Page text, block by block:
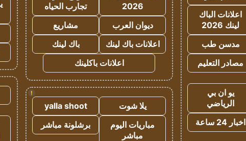
اعلانات الباك
لينك 2026
مدسن طب
مصادر التعليم
يو ان بي
الرياضي
اخبار 24 ساعة
2026
تجارب الحياه
ديوان العرب
مشاريع
اعلانات باك لينك
باك لينك
اعلانات باكلينك
!
يلا شوت
yalla shoot
مباريات اليوم
مباشر
برشلونة مباشر